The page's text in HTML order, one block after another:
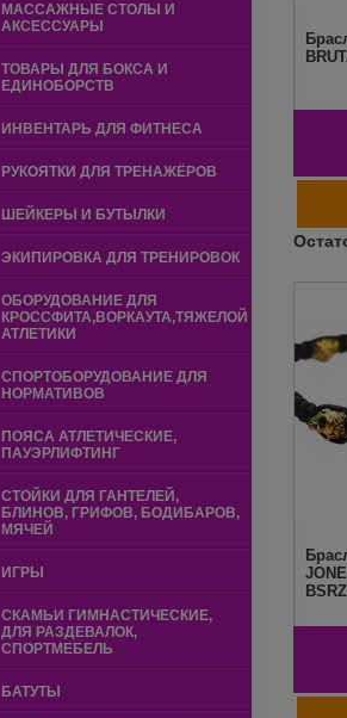
МАССАЖНЫЕ СТОЛЫ И
АКСЕССУАРЫ
ТОВАРЫ ДЛЯ БОКСА И
ЕДИНОБОРСТВ
ИНВЕНТАРЬ ДЛЯ ФИТНЕСА
РУКОЯТКИ ДЛЯ ТРЕНАЖЁРОВ
ШЕЙКЕРЫ И БУТЫЛКИ
ЭКИПИРОВКА ДЛЯ ТРЕНИРОВОК
ОБОРУДОВАНИЕ ДЛЯ
КРОССФИТА,ВОРКАУТА,ТЯЖЕЛОЙ
АТЛЕТИКИ
СПОРТОБОРУДОВАНИЕ ДЛЯ
НОРМАТИВОВ
ПОЯСА АТЛЕТИЧЕСКИЕ,
ПАУЭРЛИФТИНГ
СТОЙКИ ДЛЯ ГАНТЕЛЕЙ,
БЛИНОВ, ГРИФОВ, БОДИБАРОВ,
МЯЧЕЙ
ИГРЫ
СКАМЬИ ГИМНАСТИЧЕСКИЕ,
ДЛЯ РАЗДЕВАЛОК,
СПОРТМЕБЕЛЬ
БАТУТЫ